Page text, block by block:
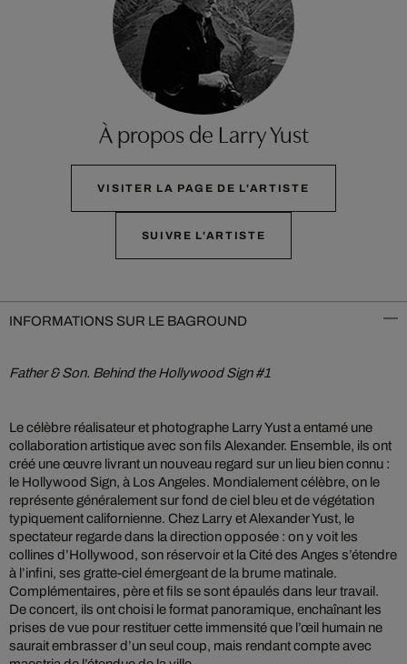
À propos de Larry Yust
VISITER LA PAGE DE L'ARTISTE
SUIVRE L'ARTISTE
INFORMATIONS SUR LE BAGROUND
Father & Son. Behind the Hollywood Sign #1
Le célèbre réalisateur et photographe Larry Yust a entamé une
collaboration artistique avec son fils Alexander. Ensemble, ils ont
créé une œuvre livrant un nouveau regard sur un lieu bien connu :
le Hollywood Sign, à Los Angeles. Mondialement célèbre, on le
représente généralement sur fond de ciel bleu et de végétation
typiquement californienne. Chez Larry et Alexander Yust, le
spectateur regarde dans la direction opposée : on y voit les
collines d’Hollywood, son réservoir et la Cité des Anges s’étendre
à l’infini, ses gratte-ciel émergeant de la brume matinale.
Complémentaires, père et fils se sont épaulés dans leur travail.
De concert, ils ont choisi le format panoramique, enchaînant les
prises de vue pour restituer cette immensité que l’œil humain ne
saurait embrasser d’un seul coup, mais rendant compte avec